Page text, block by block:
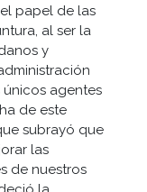
papel de las
al ser la
y
agentes
de este
subrayó que
las
de nuestros